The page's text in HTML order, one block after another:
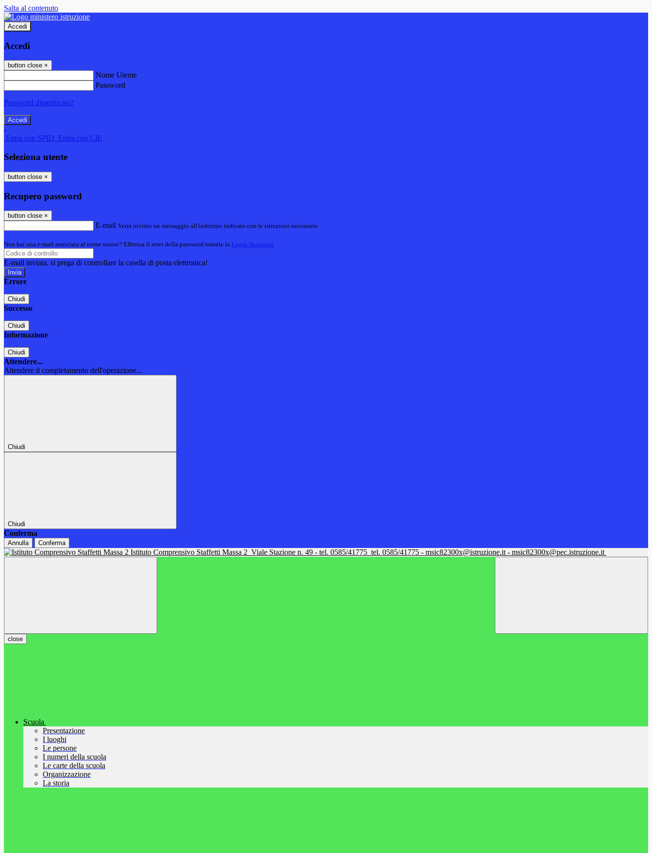
Salta al contenuto
Accedi
Accedi
button close ×
Nome Utente
Password
Password dimenticata?
-
Entra con SPID Entra con CIE
Seleziona utente
button close ×
Recupero password
button close ×
E-mail Verrà inviato un messaggio all'indirizzo indicato con le istruzioni necessarie.
Non hai una e-mail associata al nome utente? Effettua il reset della password tramite la Login Spaggiari
E-mail inviata, si prega di controllare la casella di posta elettronica!
Errore
Chiudi
Successo
Chiudi
Informazione
Chiudi
Attendere...
Attendere il completamento dell'operazione...
Chiudi
Chiudi
Conferma
Annulla Conferma
Istituto Comprensivo Staffetti Massa 2 Viale Stazione n. 49 - tel. 0585/41775 tel. 0585/41775 - msic82300x@istruzione.it - msic82300x@pec.istruzione.it
close
Scuola
Presentazione
I luoghi
Le persone
I numeri della scuola
Le carte della scuola
Organizzazione
La storia